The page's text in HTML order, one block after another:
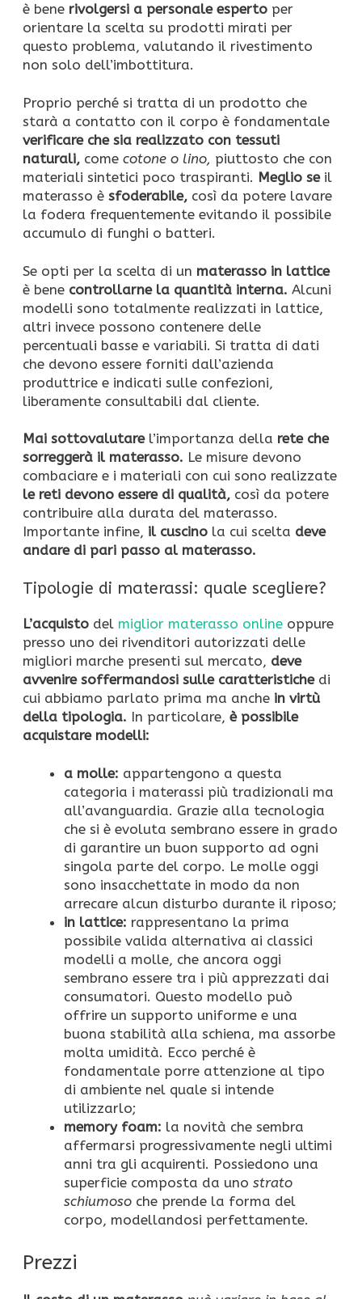
è bene rivolgersi a personale esperto per
orientare la scelta su prodotti mirati per
questo problema, valutando il rivestimento
non solo dell’imbottitura.
Proprio perché si tratta di un prodotto che
starà a contatto con il corpo è fondamentale
verificare che sia realizzato con tessuti
naturali, come cotone o lino, piuttosto che con
materiali sintetici poco traspiranti. Meglio se il
materasso è sfoderabile, così da potere lavare
la fodera frequentemente evitando il possibile
accumulo di funghi o batteri.
Se opti per la scelta di un materasso in lattice
è bene controllarne la quantità interna. Alcuni
modelli sono totalmente realizzati in lattice,
altri invece possono contenere delle
percentuali basse e variabili. Si tratta di dati
che devono essere forniti dall’azienda
produttrice e indicati sulle confezioni,
liberamente consultabili dal cliente.
Mai sottovalutarel’importanza della rete che
sorreggerà il materasso. Le misure devono
combaciare e i materiali con cui sono realizzate
le reti devono essere di qualità, così da potere
contribuire alla durata del materasso.
Importante infine, il cuscino la cui scelta deve
andare di pari passo al materasso.
Tipologie di materassi: quale scegliere?
L’acquisto del miglior materasso online oppure
presso uno dei rivenditori autorizzati delle
migliori marche presenti sul mercato, deve
avvenire soffermandosi sulle caratteristichedi
cui abbiamo parlato prima ma anche in virtù
della tipologia. In particolare, è possibile
acquistare modelli:
a molle: appartengono a questa
categoria i materassi più tradizionali ma
all’avanguardia. Grazie alla tecnologia
che si è evoluta sembrano essere in grado
di garantire un buon supporto ad ogni
singola parte del corpo. Le molle oggi
sono insacchettate in modo da non
arrecare alcun disturbo durante il riposo;
in lattice: rappresentano la prima
possibile valida alternativa ai classici
modelli a molle, che ancora oggi
sembrano essere tra i più apprezzati dai
consumatori. Questo modello può
offrire un supporto uniforme e una
buona stabilità alla schiena, ma assorbe
molta umidità. Ecco perché è
fondamentale porre attenzione al tipo
di ambiente nel quale si intende
utilizzarlo;
memory foam: la novità che sembra
affermarsi progressivamente negli ultimi
anni tra gli acquirenti. Possiedono una
superficie composta da uno strato
schiumoso che prende la forma del
corpo, modellandosi perfettamente.
Prezzi